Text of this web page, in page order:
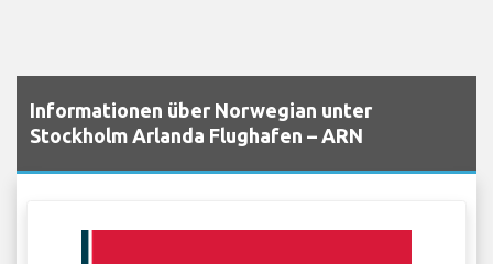
Informationen über Norwegian unter
Stockholm Arlanda Flughafen – ARN